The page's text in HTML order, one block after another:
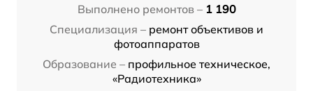
Выполнено ремонтов – 1 190
Специализация – ремонт объективов и
фотоаппаратов
Образование – профильное техническое,
«Радиотехника»